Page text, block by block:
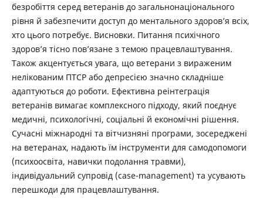
безробіття серед ветеранів до загальнонаціонального
рівня й забезпечити доступ до ментального здоров’я всіх,
хто цього потребує. Висновки. Питання психічного
здоров’я тісно пов’язане з темою працевлаштування.
Також акцентується увага, що ветерани з вираженим
нелікованим ПТСР або депресією значно складніше
адаптуються до роботи. Ефективна реінтеграція
ветеранів вимагає комплексного підходу, який поєднує
медичні, психологічні, соціальні й економічні рішення.
Сучасні міжнародні та вітчизняні програми, зосереджені
на ветеранах, надають їм інструменти для самодопомоги
(психоосвіта, навички подолання травми),
індивідуальний супровід (case-management) та усувають
перешкоди для працевлаштування.